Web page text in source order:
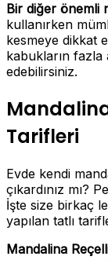
Bir diğer önemli
kullanırken
kesmeye dikkat
kabukların fazla
edebilirsiniz.
Tarifleri
Evde kendi
çıkardınız mı?
İşte size birkaç
yapılan tatlı
Mandalina